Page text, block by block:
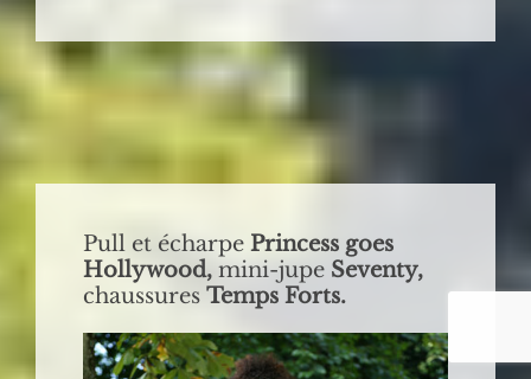
Pull et écharpe Princess goes
Hollywood, mini-jupeSeventy,
chaussures Temps Forts.